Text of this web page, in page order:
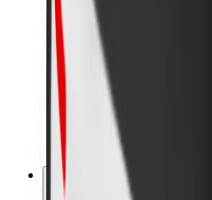
Vztahy s investory
Vedení
Značka
Média
Městský fond
Bezpečnost